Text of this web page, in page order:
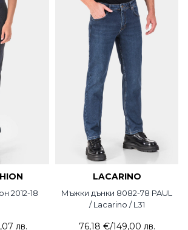
2012-18
лв.
LACARINO
Мъжки дънки 8082-78 PAUL
/ Lacarino / L31
76,18 €/149,00 лв.